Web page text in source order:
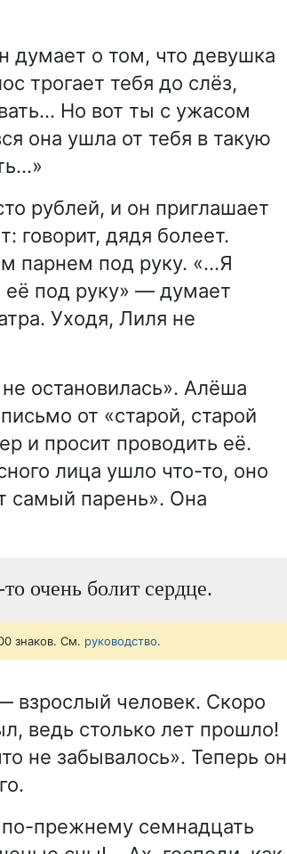
думает о том, что девушка
трогает тебя до слёз,
Но вот ты с ужасом
она ушла от тебя в такую
рублей, и он приглашает
говорит, дядя болеет.
парнем под руку. «…Я
её под руку» — думает
Уходя, Лиля не
остановилась». Алёша
от «старой, старой
и просит проводить её.
лица ушло что-то, оно
самый парень». Она
очень болит сердце.
знаков. См. руководство.
взрослый человек. Скоро
ведь столько лет прошло!
не забывалось». Теперь он
прежнему семнадцать